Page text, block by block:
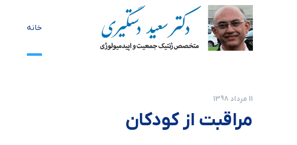
خانه
11 مرداد 1398
مراقبت از کودکان